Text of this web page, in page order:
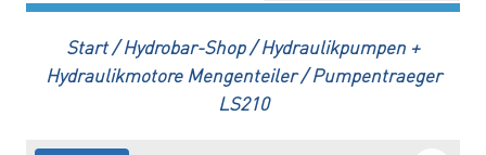
Start / Hydrobar-Shop / Hydraulikpumpen +
Hydraulikmotore Mengenteiler /Pumpentraeger
LS210